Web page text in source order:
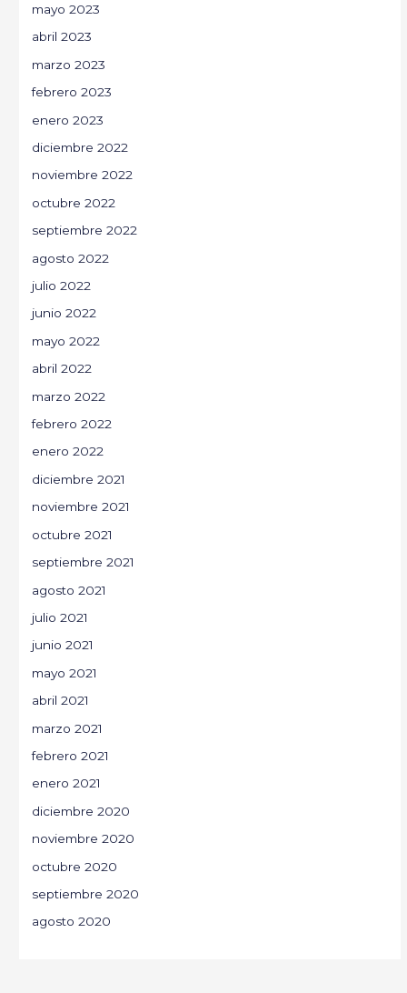
mayo 2023
abril 2023
marzo 2023
febrero 2023
enero 2023
diciembre 2022
noviembre 2022
octubre 2022
septiembre 2022
agosto 2022
julio 2022
junio 2022
mayo 2022
abril 2022
marzo 2022
febrero 2022
enero 2022
diciembre 2021
noviembre 2021
octubre 2021
septiembre 2021
agosto 2021
julio 2021
junio 2021
mayo 2021
abril 2021
marzo 2021
febrero 2021
enero 2021
diciembre 2020
noviembre 2020
octubre 2020
septiembre 2020
agosto 2020